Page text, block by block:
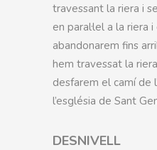
travessant la riera i
en paral·lel a la riera
abandonarem fins
hem travessat la riera
desfarem el camí de
l’església de Sant
DESNIVELL